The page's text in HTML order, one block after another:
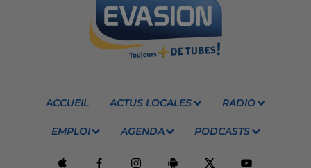
ACCUEIL ACTUS LOCALES RADIO
EMPLOI AGENDA PODCASTS